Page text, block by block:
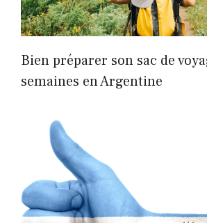
Bien préparer son sac de
semaines en Argentine